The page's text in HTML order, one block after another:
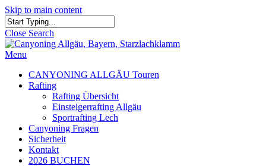
Skip to main content
Close Search
Menu
CANYONING ALLGÄU Touren
Rafting
Rafting Übersicht
Einsteigerrafting Allgäu
Sportrafting Lech
Canyoning Fragen
Sicherheit
Kontakt
2026 BUCHEN